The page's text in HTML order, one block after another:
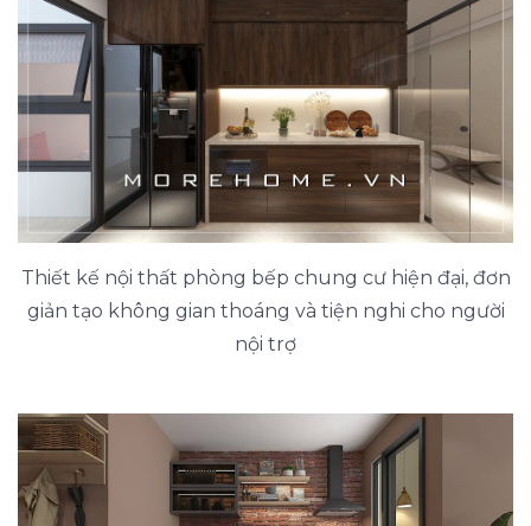
Thiết kế nội thất phòng bếp chung cư hiện đại, đơn
giản tạo không gian thoáng và tiện nghi cho người
nội trợ